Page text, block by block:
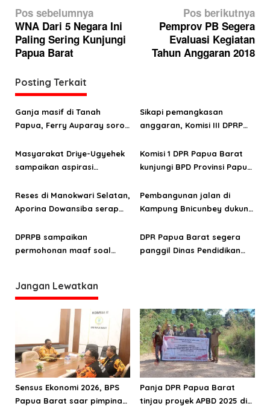
N
a
v
i
g
a
s
i
p
o
Pos sebelumnya
WNA Dari 5 Negara Ini
Paling Sering Kunjungi
Papua Barat
Pos berikutnya
Pemprov PB Segera
Evaluasi Kegiatan
Tahun Anggaran 2018
Posting Terkait
Ganja masif di Tanah
Papua, Ferry Auparay soroti
lemahnya intervensi
ekonomi
Sikapi pemangkasan
anggaran, Komisi III DPRP
serahkan RKA 2026
Masyarakat Driye-Ugyehek
sampaikan aspirasi
DPRP Papua Barat Aporina
Dowansiba
Komisi 1 DPR Papua Barat
kunjungi BPD Provinsi Papua
Reses di Manokwari Selatan,
Aporina Dowansiba serap
distrik
Pembangunan jalan di
Kampung Bnicunbey dukung
Pegunungan Arfak
DPRPB sampaikan
permohonan maaf soal
Papua Barat
DPR Papua Barat segera
panggil Dinas Pendidikan
Jangan Lewatkan
Sensus Ekonomi 2026, BPS
Papua Barat saar pimpinan
Panja DPR Papua Barat
tinjau proyek APBD 2025 di